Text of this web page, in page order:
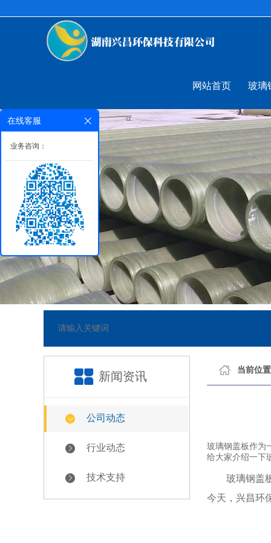
网站首页 玻璃
网站已正式上线[2018-05-23]
新闻资讯
公司动态
行业动态
技术支持
当前位置
玻璃钢盖板作为
给大家介绍一下
玻璃钢盖板
今天，兴昌环
在线客服
业务咨询：